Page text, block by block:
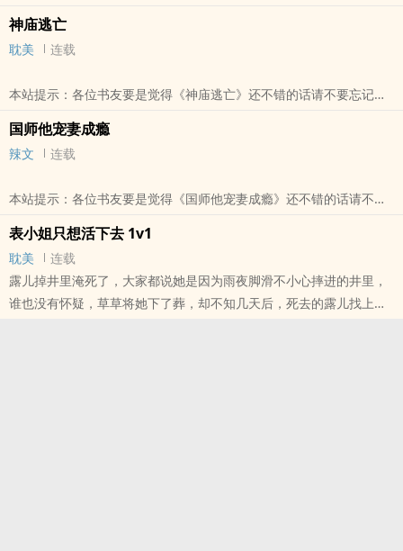
的话请不要忘记向您QQ群和微博里的朋友推荐哦！
神庙逃亡
耽美 连载
本站提示：各位书友要是觉得《神庙逃亡》还不错的话请不要忘记向
您QQ群和微博里的朋友推荐哦！
国师他宠妻成瘾
辣文 连载
本站提示：各位书友要是觉得《国师他宠妻成瘾》还不错的话请不要
表小姐只想活下去 1v1
耽美
连载
露儿掉井里淹死了，大家都说她是因为雨夜脚滑不小心摔进的井里，
谁也没有怀疑，草草将她下了葬，却不知几天后，死去的露儿找上了